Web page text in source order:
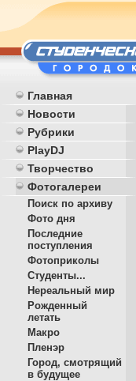
Главная
Новости
Рубрики
PlayDJ
Творчество
Фотогалереи
Поиск по архиву
Фото дня
Последние
поступления
Фотоприколы
Студенты...
Нереальный мир
Рожденный
летать
Макро
Пленэр
Город, смотрящий
в будущее